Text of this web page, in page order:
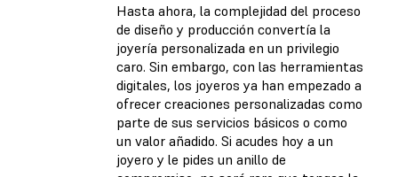
Hasta ahora, la complejidad del proceso
de diseño y producción convertía la
joyería personalizada en un privilegio
caro. Sin embargo, con las herramientas
digitales, los joyeros ya han empezado a
ofrecer creaciones personalizadas como
parte de sus servicios básicos o como
un valor añadido. Si acudes hoy a un
joyero y le pides un anillo de